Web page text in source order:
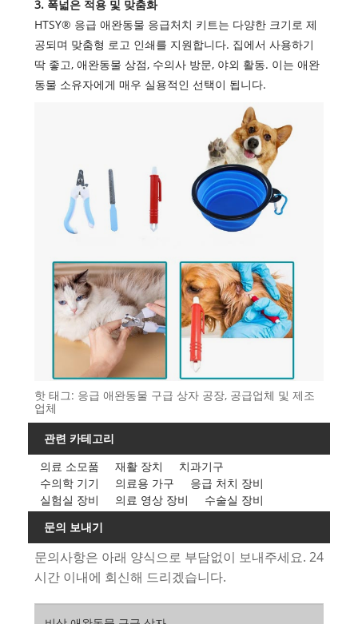
3. 폭넓은 적용 및 맞춤화
HTSY® 응급 애완동물 응급처치 키트는 다양한 크기로 제
공되며 맞춤형 로고 인쇄를 지원합니다. 집에서 사용하기
딱 좋고, 애완동물 상점, 수의사 방문, 야외 활동. 이는 애완
동물 소유자에게 매우 실용적인 선택이 됩니다.
핫 태그: 응급 애완동물 구급 상자 공장, 공급업체 및 제조
업체
관련 카테고리
의료 소모품
재활 장치
치과기구
수의학 기기
의료용 가구
응급 처치 장비
실험실 장비
의료 영상 장비
수술실 장비
문의 보내기
문의사항은 아래 양식으로 부담없이 보내주세요. 24
시간 이내에 회신해 드리겠습니다.